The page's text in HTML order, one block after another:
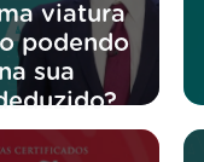
viatura
podendo
sua